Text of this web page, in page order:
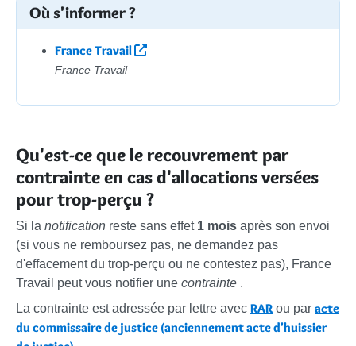
Où s'informer ?
France Travail
France Travail
Qu'est-ce que le recouvrement par
contrainte en cas d'allocations versées
pour trop-perçu ?
Si la notification reste sans effet 1 mois après son envoi
(si vous ne remboursez pas, ne demandez pas
d'effacement du trop-perçu ou ne contestez pas), France
Travail peut vous notifier une contrainte .
La contrainte est adressée par lettre avec RAR ou par acte
du commissaire de justice (anciennement acte d'huissier